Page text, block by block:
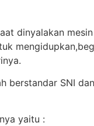
dinyalakan
berstandar SNI
yaitu :